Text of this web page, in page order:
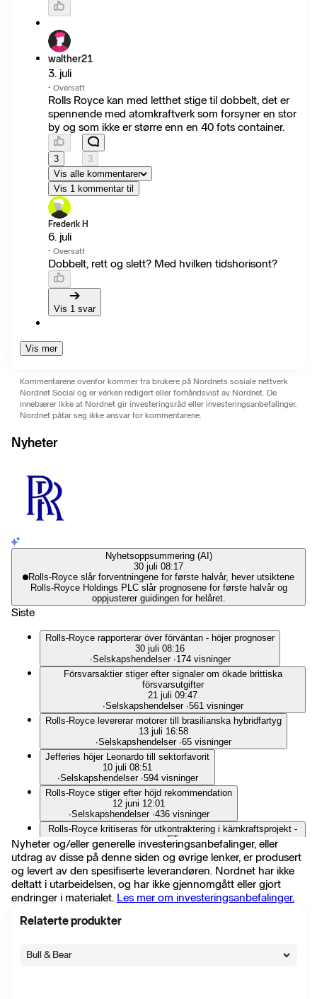
walther21
3. juli
· Oversatt
Rolls Royce kan med letthet stige til dobbelt, det er
spennende med atomkraftverk som forsyner en stor
by og som ikke er større enn en 40 fots container.
3
3
Vis alle kommentarer
Vis 1 kommentar til
Frederik H
6. juli
· Oversatt
Dobbelt, rett og slett? Med hvilken tidshorisont?
Vis 1 svar
Vis mer
Kommentarene ovenfor kommer fra brukere på Nordnets sosiale nettverk
Nordnet Social og er verken redigert eller forhåndsvist av Nordnet. De
innebærer ikke at Nordnet gir investeringsråd eller investeringsanbefalinger.
Nordnet påtar seg ikke ansvar for kommentarene.
Nyheter
Nyhetsoppsummering (AI)
30 juli 08:17
Rolls-Royce slår forventningene for første halvår, hever utsiktene
Rolls-Royce Holdings PLC slår prognosene for første halvår og
oppjusterer guidingen for helåret.
Siste
Rolls-Royce rapporterar över förväntan - höjer prognoser
30 juli 08:16
∙Selskapshendelser ∙174 visninger
Försvarsaktier stiger efter signaler om ökade brittiska
försvarsutgifter
21 juli 09:47
∙Selskapshendelser ∙561 visninger
Rolls-Royce levererar motorer till brasilianska hybridfartyg
13 juli 16:58
∙Selskapshendelser ∙65 visninger
Jefferies höjer Leonardo till sektorfavorit
10 juli 08:51
∙Selskapshendelser ∙594 visninger
Rolls-Royce stiger efter höjd rekommendation
12 juni 12:01
∙Selskapshendelser ∙436 visninger
Rolls-Royce kritiseras för utkontraktering i kärnkraftsprojekt -
FT
5 juni 07:14
∙Selskapshendelser ∙251 visninger
Rolls-Royce bekräftar helårsprognos efter stark start på 2026
30 apr. 09:01
∙Selskapshendelser ∙352 visninger
Wells Fargo inleder bevakning på Rolls-Royce med övervikt
Nyheter og/eller generelle investeringsanbefalinger, eller
utdrag av disse på denne siden og øvrige lenker, er produsert
og levert av den spesifiserte leverandøren. Nordnet har ikke
deltatt i utarbeidelsen, og har ikke gjennomgått eller gjort
endringer i materialet. Les mer om investeringsanbefalinger.
Relaterte produkter
Bull & Bear